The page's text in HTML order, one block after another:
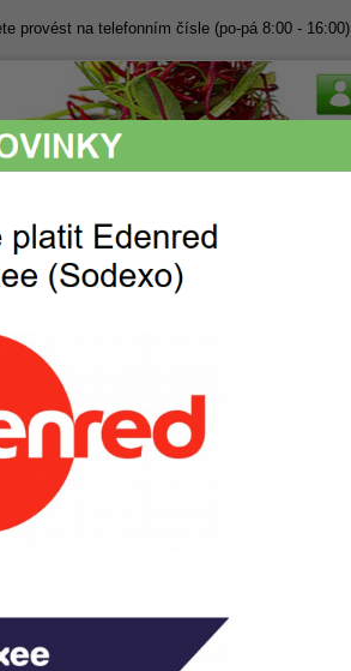
by se radit
provést na telefonním čísle (po-pá 8:00 - 16:00)
snídaně,
Perfektní chuť,
Objednávka